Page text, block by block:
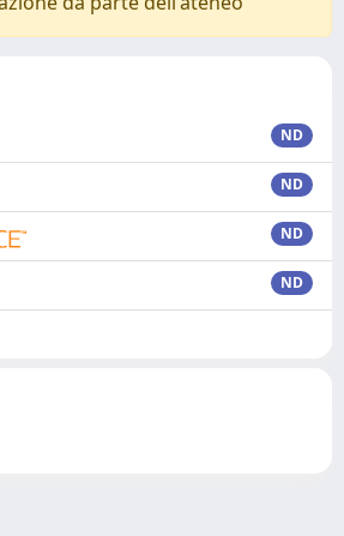
ND
ND
ND
ND